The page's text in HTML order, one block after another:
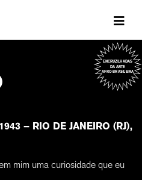
ENCRUZILHADAS
DA ARTE
AFRO-BRASILEIRA
– RIO DE JANEIRO (RJ),
mim uma curiosidade que eu